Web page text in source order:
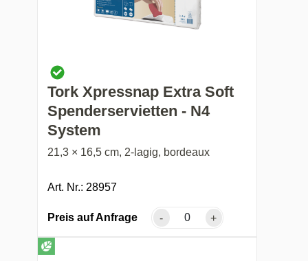
Tork Xpressnap Extra Soft
Spenderservietten - N4
System
21,3 × 16,5 cm, 2-lagig, bordeaux
Art. Nr.: 28957
Preis auf Anfrage - +